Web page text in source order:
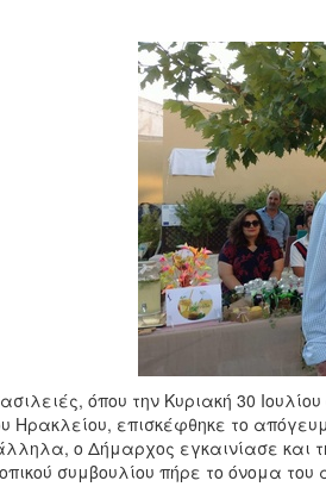
όπου την Κυριακή 30
Ηρακλείου, επισκέφθηκε το
ο Δήμαρχος εγκαινίασε και
συμβουλίου πήρε το όνομα